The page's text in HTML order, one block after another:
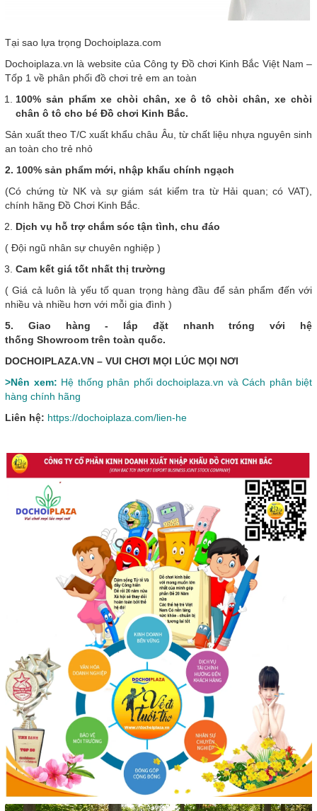
Tại sao lựa trọng Dochoiplaza.com
Dochoiplaza.vn là website của Công ty Đồ chơi Kinh Bắc Việt Nam –
Tốp 1 về phân phối đồ chơi trẻ em an toàn
100% sản phẩm xe chòi chân, xe ô tô chòi chân, xe chòi
chân ô tô cho bé Đồ chơi Kinh Bắc.
Sản xuất theo T/C xuất khẩu châu Âu, từ chất liệu nhựa nguyên sinh
an toàn cho trẻ nhỏ
2. 100% sản phẩm mới, nhập khẩu chính ngạch
(Có chứng từ NK và sự giám sát kiểm tra từ Hải quan; có VAT),
chính hãng Đồ Chơi Kinh Bắc.
Dịch vụ hỗ trợ chắm sóc tận tình, chu đáo
( Đội ngũ nhân sự chuyên nghiệp )
Cam kết giá tốt nhất thị trường
( Giá cả luôn là yếu tố quan trọng hàng đầu để sản phẩm đến với
nhiều và nhiều hơn với mỗi gia đình )
5. Giao hàng - lắp đặt nhanh tróng với hệ
thống Showroom trên toàn quốc.
DOCHOIPLAZA.VN – VUI CHƠI MỌI LÚC MỌI NƠI
>Nên xem: Hệ thống phân phối dochoiplaza.vn và Cách phân biệt
hàng chính hãng
Liên hệ: https://dochoiplaza.com/lien-he